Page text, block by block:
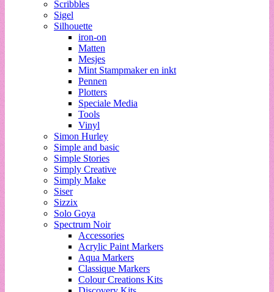
Scribbles
Sigel
Silhouette
iron-on
Matten
Mesjes
Mint Stampmaker en inkt
Pennen
Plotters
Speciale Media
Tools
Vinyl
Simon Hurley
Simple and basic
Simple Stories
Simply Creative
Simply Make
Siser
Sizzix
Solo Goya
Spectrum Noir
Accessories
Acrylic Paint Markers
Aqua Markers
Classique Markers
Colour Creations Kits